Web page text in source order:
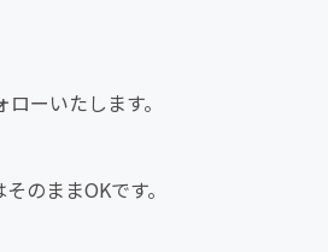
ーいたします。
のままOKです。